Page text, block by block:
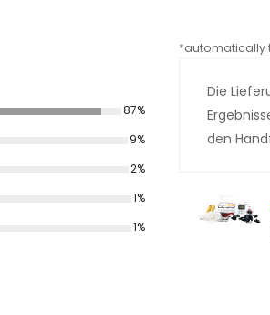
87%
9%
2%
1%
1%
*automatically
Die
den